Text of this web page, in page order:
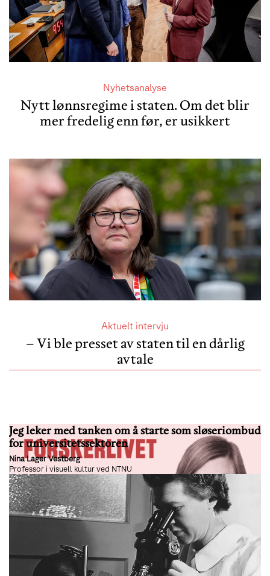
Nyhetsanalyse
Nytt lønnsregime i staten. Om det blir
mer fredelig enn før, er usikkert
Aktuelt intervju
– Vi ble presset av staten til en dårlig
avtale
Jeg leker med tanken om å starte som sløseriombud
for universitetssektoren
Nina Lager Vestberg
Professor i visuell kultur ved NTNU